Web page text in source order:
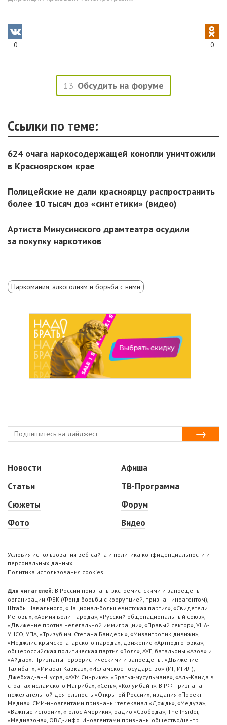
0 0
13 Обсудить на форуме
Ссылки по теме:
624 очага наркосодержащей конопли уничтожили
в Красноярском крае
Полицейские не дали красноярцу распространить
более 10 тысяч доз «синтетики» (видео)
Артиста Минусинского драмтеатра осудили
за покупку наркотиков
Наркомания, алкоголизм и борьба с ними
Новости
Статьи
Сюжеты
Фото
Афиша
ТВ-Программа
Форум
Видео
Условия использования веб-сайта и политика конфиденциальности и
персональных данных
Политика использования cookies
Для читателей: В России признаны экстремистскими и запрещены
организации ФБК (Фонд борьбы с коррупцией, признан иноагентом),
Штабы Навального, «Национал-большевистская партия», «Свидетели
Иеговы», «Армия воли народа», «Русский общенациональный союз»,
«Движение против нелегальной иммиграции», «Правый сектор», УНА-
УНСО, УПА, «Тризуб им. Степана Бандеры», «Мизантропик дивижн»,
«Меджлис крымскотатарского народа», движение «Артподготовка»,
общероссийская политическая партия «Воля», АУЕ, батальоны «Азов» и
«Айдар». Признаны террористическими и запрещены: «Движение
Талибан», «Имарат Кавказ», «Исламское государство» (ИГ, ИГИЛ),
Джебхад-ан-Нусра, «АУМ Синрике», «Братья-мусульмане», «Аль-Каида в
странах исламского Магриба», «Сеть», «Колумбайн». В РФ признана
нежелательной деятельность «Открытой России», издания «Проект
Медиа». СМИ-иноагентами признаны: телеканал «Дождь», «Медуза»,
«Важные истории», «Голос Америки», радио «Свобода», The Insider,
«Медиазона», ОВД-инфо. Иноагентами признаны общество/центр